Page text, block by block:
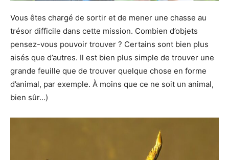
Vous êtes chargé de sortir et de mener une chasse au
trésor difficile dans cette mission. Combien d’objets
pensez-vous pouvoir trouver ? Certains sont bien plus
aisés que d’autres. Il est bien plus simple de trouver une
grande feuille que de trouver quelque chose en forme
d’animal, par exemple. À moins que ce ne soit un animal,
bien sûr…)